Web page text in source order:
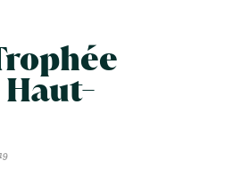
Haut-